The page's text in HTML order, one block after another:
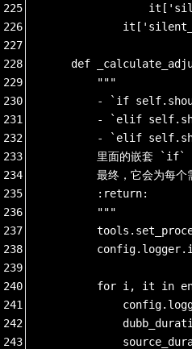
def
        """
- `if
- `elif
- `elif
里面的嵌套 `if`
最终，它会为每个
        :return:
        """
for i, it in
225
226
227
228
229
230
231
232
233
234
235
236
237
238
239
240
241
242
243